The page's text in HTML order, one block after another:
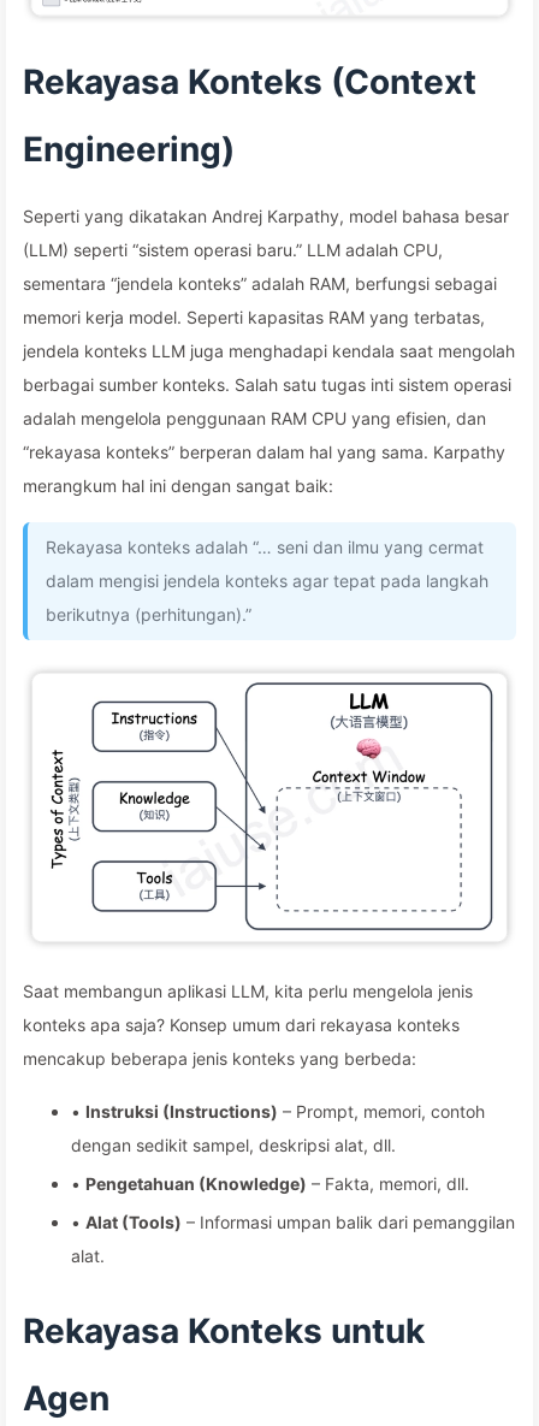
Rekayasa Konteks (Context
Engineering)
Seperti yang dikatakan Andrej Karpathy, model bahasa besar
(LLM) seperti “sistem operasi baru.” LLM adalah CPU,
sementara “jendela konteks” adalah RAM, berfungsi sebagai
memori kerja model. Seperti kapasitas RAM yang terbatas,
jendela konteks LLM juga menghadapi kendala saat mengolah
berbagai sumber konteks. Salah satu tugas inti sistem operasi
adalah mengelola penggunaan RAM CPU yang efisien, dan
“rekayasa konteks” berperan dalam hal yang sama. Karpathy
merangkum hal ini dengan sangat baik:
Rekayasa konteks adalah “… seni dan ilmu yang cermat
dalam mengisi jendela konteks agar tepat pada langkah
berikutnya (perhitungan).”
Saat membangun aplikasi LLM, kita perlu mengelola jenis
konteks apa saja? Konsep umum dari rekayasa konteks
mencakup beberapa jenis konteks yang berbeda:
• Instruksi (Instructions) – Prompt, memori, contoh
dengan sedikit sampel, deskripsi alat, dll.
• Pengetahuan (Knowledge) – Fakta, memori, dll.
• Alat (Tools) – Informasi umpan balik dari pemanggilan
alat.
Rekayasa Konteks untuk
Agen